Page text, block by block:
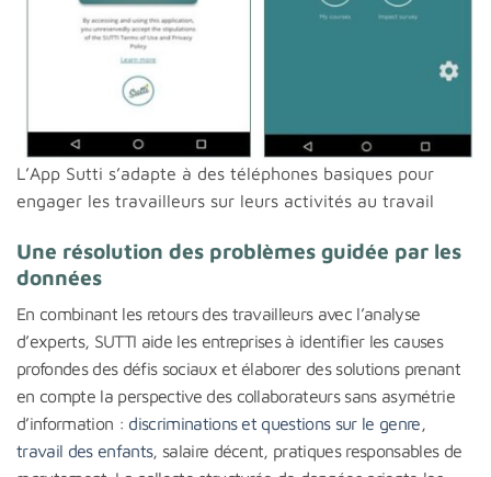
L’App Sutti s’adapte à des téléphones basiques pour
engager les travailleurs sur leurs activités au travail
Une résolution des problèmes guidée par les
données
En combinant les retours des travailleurs avec l’analyse
d’experts, SUTTI aide les entreprises à identifier les causes
profondes des défis sociaux et élaborer des solutions prenant
en compte la perspective des collaborateurs sans asymétrie
d’information : discriminations et questions sur le genre,
travail des enfants, salaire décent, pratiques responsables de